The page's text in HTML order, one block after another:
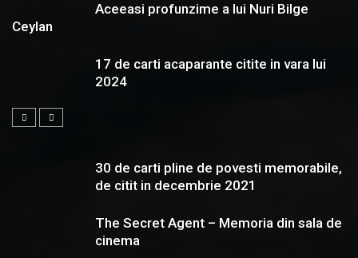
Aceeasi profunzime a lui Nuri Bilge
Ceylan
17 de carti acaparante citite in vara lui
2024
30 de carti pline de povesti memorabile,
de citit in decembrie 2021
The Secret Agent – Memoria din sala de
cinema